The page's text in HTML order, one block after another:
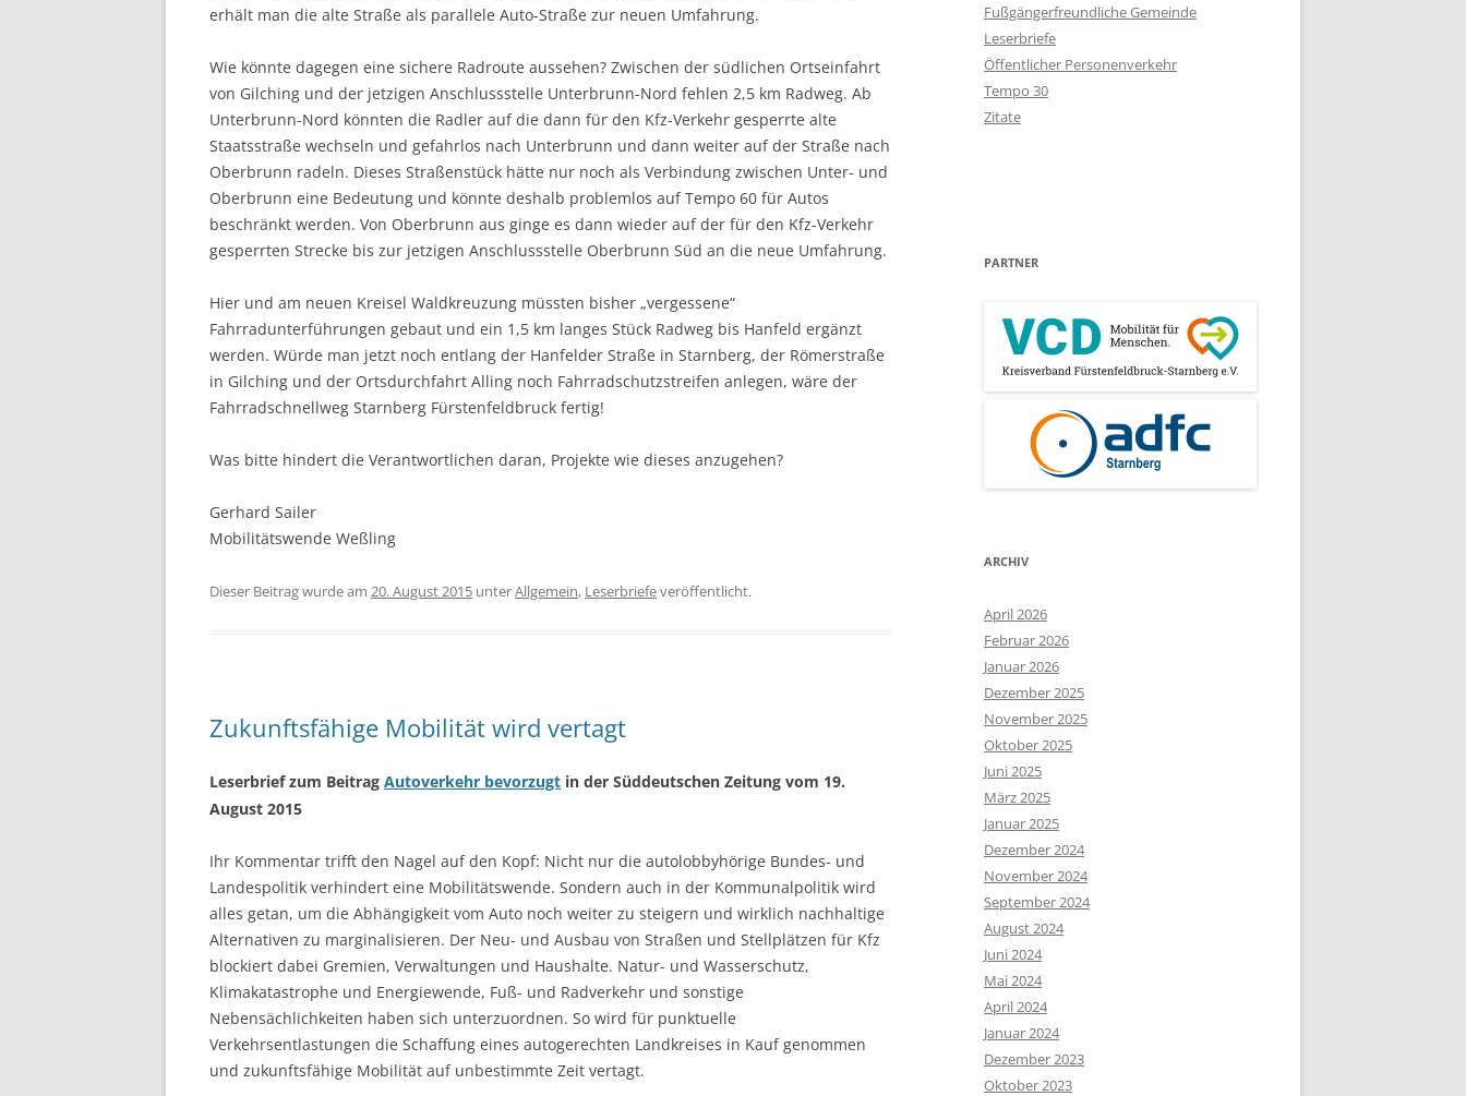
erhält man die alte Straße als parallele Auto-Straße zur neuen Umfahrung.
Wie könnte dagegen eine sichere Radroute aussehen? Zwischen der südlichen Ortseinfahrt
von Gilching und der jetzigen Anschlussstelle Unterbrunn-Nord fehlen 2,5 km Radweg. Ab
Unterbrunn-Nord könnten die Radler auf die dann für den Kfz-Verkehr gesperrte alte
Staatsstraße wechseln und gefahrlos nach Unterbrunn und dann weiter auf der Straße nach
Oberbrunn radeln. Dieses Straßenstück hätte nur noch als Verbindung zwischen Unter- und
Oberbrunn eine Bedeutung und könnte deshalb problemlos auf Tempo 60 für Autos
beschränkt werden. Von Oberbrunn aus ginge es dann wieder auf der für den Kfz-Verkehr
gesperrten Strecke bis zur jetzigen Anschlussstelle Oberbrunn Süd an die neue Umfahrung.
Hier und am neuen Kreisel Waldkreuzung müssten bisher „vergessene“
Fahrradunterführungen gebaut und ein 1,5 km langes Stück Radweg bis Hanfeld ergänzt
werden. Würde man jetzt noch entlang der Hanfelder Straße in Starnberg, der Römerstraße
in Gilching und der Ortsdurchfahrt Alling noch Fahrradschutzstreifen anlegen, wäre der
Fahrradschnellweg Starnberg Fürstenfeldbruck fertig!
Was bitte hindert die Verantwortlichen daran, Projekte wie dieses anzugehen?
Gerhard Sailer
Mobilitätswende Weßling
Dieser Beitrag wurde am 20. August 2015 unterAllgemein, Leserbriefeveröffentlicht.
Zukunftsfähige Mobilität wird vertagt
Leserbrief zum Beitrag Autoverkehr bevorzugt in der Süddeutschen Zeitung vom 19.
August 2015
Ihr Kommentar trifft den Nagel auf den Kopf: Nicht nur die autolobbyhörige Bundes- und
Landespolitik verhindert eine Mobilitätswende. Sondern auch in der Kommunalpolitik wird
alles getan, um die Abhängigkeit vom Auto noch weiter zu steigern und wirklich nachhaltige
Alternativen zu marginalisieren. Der Neu- und Ausbau von Straßen und Stellplätzen für Kfz
blockiert dabei Gremien, Verwaltungen und Haushalte. Natur- und Wasserschutz,
Klimakatastrophe und Energiewende, Fuß- und Radverkehr und sonstige
Nebensächlichkeiten haben sich unterzuordnen. So wird für punktuelle
Verkehrsentlastungen die Schaffung eines autogerechten Landkreises in Kauf genommen
und zukunftsfähige Mobilität auf unbestimmte Zeit vertagt.
Fußgängerfreundliche Gemeinde
Leserbriefe
Öffentlicher Personenverkehr
Tempo 30
Zitate
PARTNER
ARCHIV
April 2026
Februar 2026
Januar 2026
Dezember 2025
November 2025
Oktober 2025
Juni 2025
März 2025
Januar 2025
Dezember 2024
November 2024
September 2024
August 2024
Juni 2024
Mai 2024
April 2024
Januar 2024
Dezember 2023
Oktober 2023